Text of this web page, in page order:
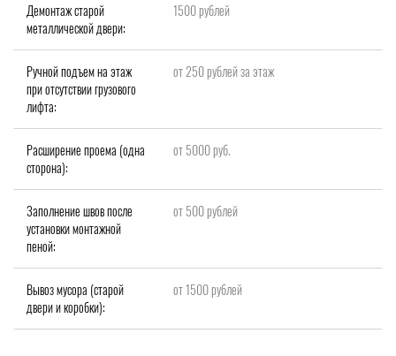
Демонтаж старой
металлической двери:
1500 рублей
Ручной подъем на этаж
при отсутствии грузового
лифта:
от 250 рублей за этаж
Расширение проема (одна
сторона):
от 5000 руб.
Заполнение швов после
установки монтажной
пеной:
от 500 рублей
Вывоз мусора (старой
двери и коробки):
от 1500 рублей